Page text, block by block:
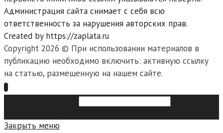
Администрация сайта снимает с себя всю
ответственность за нарушения авторских прав.
Created by https://zaplata.ru
Copyright 2026 © При использовании материалов в
публикацию необходимо включить: активную ссылку
на статью, размещенную на нашем сайте.
Закрыть меню